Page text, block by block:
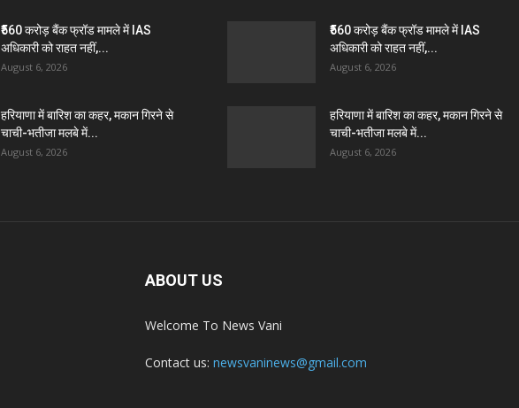
₹560 करोड़ बैंक फ्रॉड मामले में IAS
अधिकारी को राहत नहीं,...
August 6, 2026
हरियाणा में बारिश का कहर, मकान गिरने से
चाची-भतीजा मलबे में...
August 6, 2026
₹560 करोड़ बैंक फ्रॉड मामले में IAS
अधिकारी को राहत नहीं,...
August 6, 2026
हरियाणा में बारिश का कहर, मकान गिरने से
चाची-भतीजा मलबे में...
August 6, 2026
ABOUT US
Welcome To News Vani
Contact us: newsvaninews@gmail.com